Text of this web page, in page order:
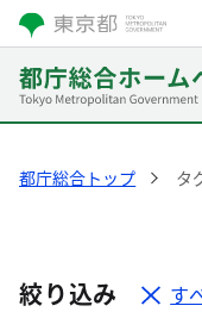
都庁総合トップ タ
絞り込み す